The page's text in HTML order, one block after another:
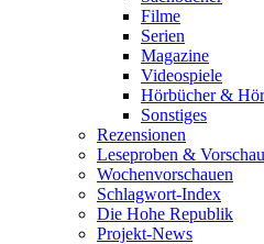
Filme
Serien
Magazine
Videospiele
Hörbücher &
Sonstiges
Rezensionen
Leseproben &
Wochenvorschauen
Schlagwort-Index
Die Hohe Republik
Projekt-News